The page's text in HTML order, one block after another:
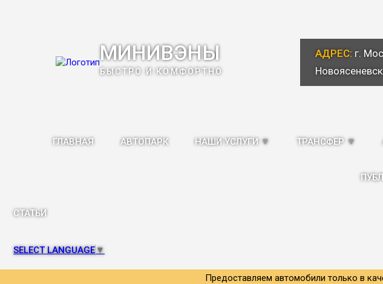
МИНИВЭНЫ
БЫСТРО И КОМФОРТНО
АДРЕС: г.
ГЛАВНАЯ АВТОПАРК НАШИ УСЛУГИ ▼ ТРАНСФЕР ▼
СТАТЬИ
SELECT LANGUAGE ▼
Предоставляем автомобили только в